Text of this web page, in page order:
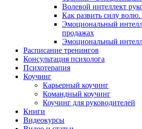
Волевой интеллект
Как развить силу
Эмоциональный
продажах
Эмоциональный
Расписание тренингов
Консультация психолога
Психотерапия
Коучинг
Карьерный коучинг
Командный коучинг
Коучинг для руководителей
Книги
Видеокурсы